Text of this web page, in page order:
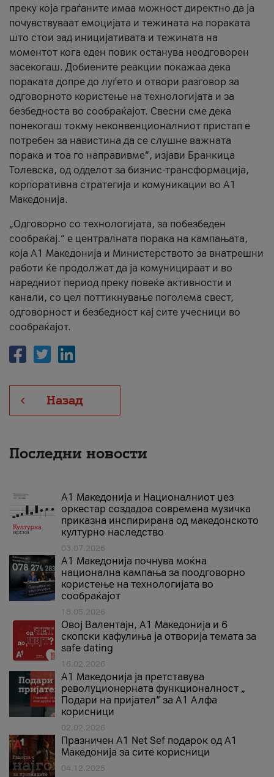
преку која граѓаните имаа можност директно да ја
почувствуваат емоцијата и тежината на пораката
што стои зад иницијативата и тежината на
моментот кога еден повик останува неодговорен
засекогаш. Добиените реакции покажаа дека
пораката допре до луѓето и отвори разговор за
одговорното користење на технологијата и за
безбедноста во сообраќајот. Свесни сме дека
понекогаш токму неконвенционалниот пристап е
потребен за навистина да се слушне важната
порака и тоа го направивме”, изјави Бранкица
Толевска, од одделот за бизнис-трансформација,
корпоративна стратегија и комуникации во А1
Македонија.
„Одговорно со технологијата, за побезбеден
сообраќај.“ е централната порака на кампањата,
која A1 Македонија и Министерството за внатрешни
работи ќе продолжат да ја комуницираат и во
наредниот период преку повеќе активности и
канали, со цел поттикнување поголема свест,
одговорност и безбедност кај сите учесници во
сообраќајот.
Назад
Последни новости
А1 Македонија и Националниот џез
оркестар создадоа современа музичка
приказна инспирирана од македонското
културно наследство
03.07.2026
A1 Македонија почнува моќна
национална кампања за поодговорно
користење на технологијата во
сообраќајот
18.05.2026
Овој Валентајн, A1 Македонија и 6
скопски кафулиња ја отворија темата за
safe dating
16.02.2026
А1 Македонија ја претставува
револуционерната функционалност „
Подари на пријател“ за А1 Алфа
корисници
02.02.2026
Празничен A1 Net Sеf подарок од А1
Македонија за сите корисници
04.12.2025